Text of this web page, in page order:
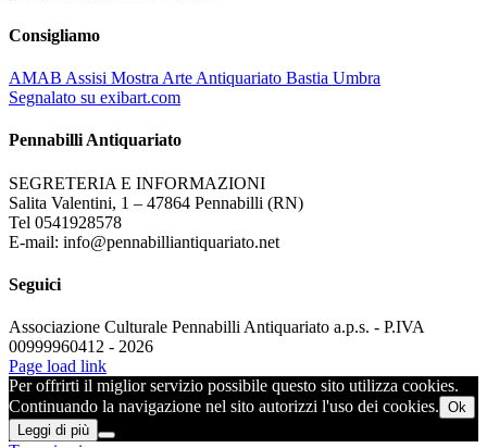
Consigliamo
AMAB Assisi Mostra Arte Antiquariato Bastia Umbra
Segnalato su exibart.com
Pennabilli Antiquariato
SEGRETERIA E INFORMAZIONI
Salita Valentini, 1 – 47864 Pennabilli (RN)
Tel 0541928578
E-mail: info@pennabilliantiquariato.net
Seguici
Associazione Culturale Pennabilli Antiquariato a.p.s. - P.IVA
00999960412 - 2026
Page load link
Per offrirti il miglior servizio possibile questo sito utilizza cookies.
Continuando la navigazione nel sito autorizzi l'uso dei cookies. Ok
Leggi di più